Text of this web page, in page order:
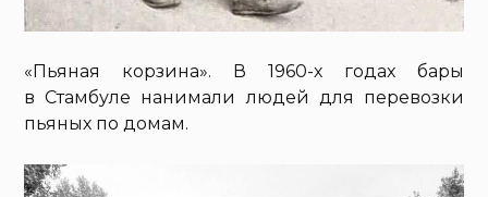
«Пьяная корзина». В 1960-х годах бары
в Стамбуле нанимали людей для перевозки
пьяных по домам.